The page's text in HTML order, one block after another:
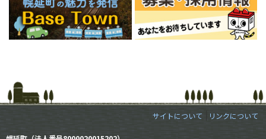
サイトについて リンクについて